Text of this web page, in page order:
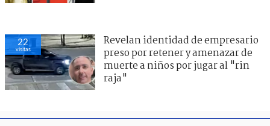
22
visitas
Revelan identidad de empresario
preso por retener y amenazar de
muerte a niños por jugar al "rin
raja"